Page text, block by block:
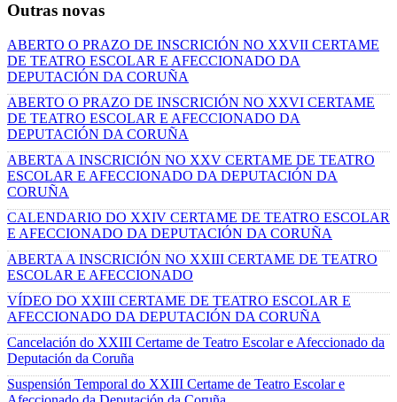
Outras novas
ABERTO O PRAZO DE INSCRICIÓN NO XXVII CERTAME
DE TEATRO ESCOLAR E AFECCIONADO DA
DEPUTACIÓN DA CORUÑA
ABERTO O PRAZO DE INSCRICIÓN NO XXVI CERTAME
DE TEATRO ESCOLAR E AFECCIONADO DA
DEPUTACIÓN DA CORUÑA
ABERTA A INSCRICIÓN NO XXV CERTAME DE TEATRO
ESCOLAR E AFECCIONADO DA DEPUTACIÓN DA
CORUÑA
CALENDARIO DO XXIV CERTAME DE TEATRO ESCOLAR
E AFECCIONADO DA DEPUTACIÓN DA CORUÑA
ABERTA A INSCRICIÓN NO XXIII CERTAME DE TEATRO
ESCOLAR E AFECCIONADO
VÍDEO DO XXIII CERTAME DE TEATRO ESCOLAR E
AFECCIONADO DA DEPUTACIÓN DA CORUÑA
Cancelación do XXIII Certame de Teatro Escolar e Afeccionado da
Deputación da Coruña
Suspensión Temporal do XXIII Certame de Teatro Escolar e